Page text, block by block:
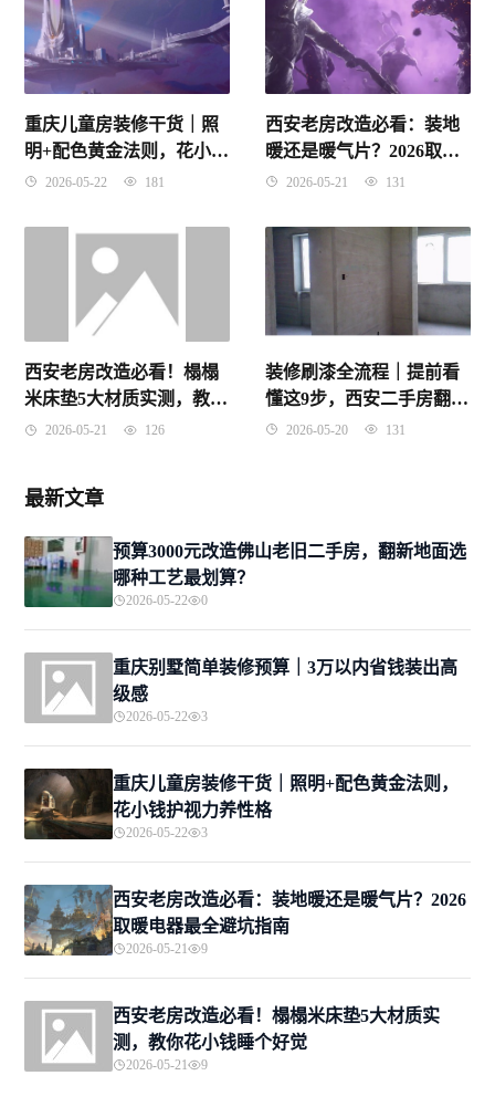
重庆儿童房装修干货｜照
明+配色黄金法则，花小钱
护视力养性格
2026-05-22 181
西安老房改造必看：装地
暖还是暖气片？2026取暖
电器最全避坑指南
2026-05-21 131
西安老房改造必看！榻榻
米床垫5大材质实测，教你
花小钱睡个好觉
2026-05-21 126
装修刷漆全流程｜提前看
懂这9步，西安二手房翻新
不走冤枉路
2026-05-20 131
最新文章
预算3000元改造佛山老旧二手房，翻新地面选
哪种工艺最划算？
2026-05-22 0
重庆别墅简单装修预算｜3万以内省钱装出高
级感
2026-05-22 3
重庆儿童房装修干货｜照明+配色黄金法则，
花小钱护视力养性格
2026-05-22 3
西安老房改造必看：装地暖还是暖气片？2026
取暖电器最全避坑指南
2026-05-21 9
西安老房改造必看！榻榻米床垫5大材质实
测，教你花小钱睡个好觉
2026-05-21 9